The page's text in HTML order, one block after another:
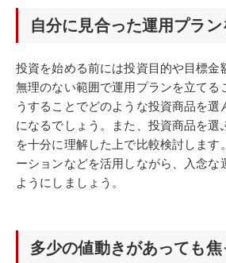
自分に見合った運用プラン
投資を始める前には投資目的や目標金
無理のない範囲で運用プランを立てる
うすることでどのような投資商品を選
になるでしょう。また、投資商品を選
を十分に理解した上で比較検討します
ーションなどを活用しながら、入念な
ようにしましょう。
多少の値動きがあっても